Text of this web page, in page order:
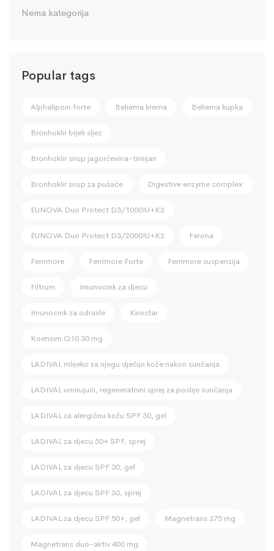
Nema kategorija
Popular tags
Alphalipoin forte Beliema krema Beliema kupka
Bronhoklir bijeli sljez
Bronhoklir sirup jagorčevina-timijan
Bronhoklir sirup za pušače Digestive enzyme complex
EUNOVA Duo Protect D3/1000IU+K2
EUNOVA Duo Protect D3/2000IU+K2 Ferona
Ferrimore Ferrimore Forte Ferrimore suspenzija
Filtrum Imunocink za djecu
Imunocink za odrasle Kirostar
Koenzim Q10 30 mg
LADIVAL mlijeko za njegu dječije kože nakon sunčanja
LADIVAL umirujući, regenerativni sprej za poslije sunčanja
LADIVAL za alergičnu kožu SPF 30, gel
LADIVAL za djecu 50+ SPF, sprej
LADIVAL za djecu SPF 30, gel
LADIVAL za djecu SPF 30, sprej
LADIVAL za djecu SPF 50+, gel Magnetrans 375 mg
Magnetrans duo-aktiv 400 mg